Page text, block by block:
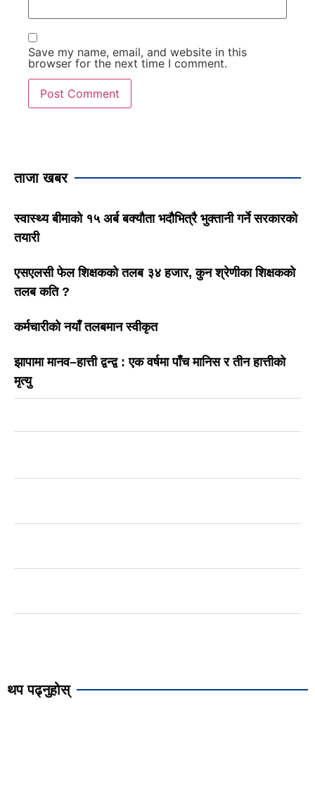
Save my name, email, and website in this
browser for the next time I comment.
ताजा खबर
स्वास्थ्य बीमाको १५ अर्ब बक्यौता भदौभित्रै भुक्तानी गर्ने सरकारको
तयारी
एसएलसी फेल शिक्षकको तलब ३४ हजार, कुन श्रेणीका शिक्षकको
तलब कति ?
कर्मचारीको नयाँ तलबमान स्वीकृत
झापामा मानव–हात्ती द्वन्द्व : एक वर्षमा पाँच मानिस र तीन हात्तीको
मृत्यु
थप पढ्नुहोस्